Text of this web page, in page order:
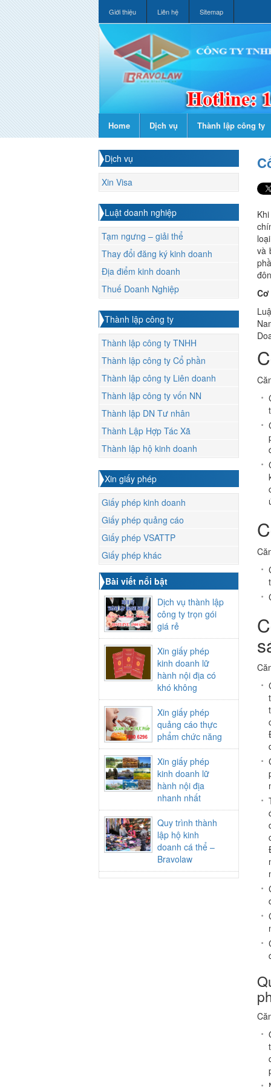
Giới thiệu Liên hệ Sitemap
Home Dịch vụ Thành lập công ty
Dịch vụ
Xin Visa
Luật doanh nghiệp
Tạm ngưng – giải thể
Thay đổi đăng ký kinh doanh
Địa điểm kinh doanh
Thuế Doanh Nghiệp
Thành lập công ty
Thành lập công ty TNHH
Thành lập công ty Cổ phần
Thành lập công ty Liên doanh
Thành lập công ty vốn NN
Thành lập DN Tư nhân
Thành Lập Hợp Tác Xã
Thành lập hộ kinh doanh
Xin giấy phép
Giấy phép kinh doanh
Giấy phép quảng cáo
Giấy phép VSATTP
Giấy phép khác
Bài viết nổi bật
Dịch vụ thành lập
công ty trọn gói
giá rẻ
Xin giấy phép
kinh doanh lữ
hành nội địa có
khó không
Xin giấy phép
quảng cáo thực
phẩm chức năng
Xin giấy phép
kinh doanh lữ
hành nội địa
nhanh nhất
Quy trình thành
lập hộ kinh
doanh cá thể –
Bravolaw
và